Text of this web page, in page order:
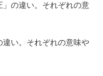
」の違い。それぞれの意
違い。それぞれの意味や